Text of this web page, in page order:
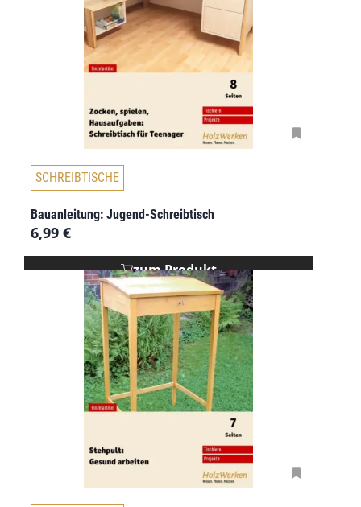
SCHREIBTISCHE
Bauanleitung: Jugend-Schreibtisch
6,99 €
zum Produkt